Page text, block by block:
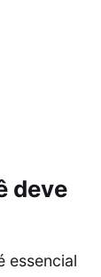
deve
essencial